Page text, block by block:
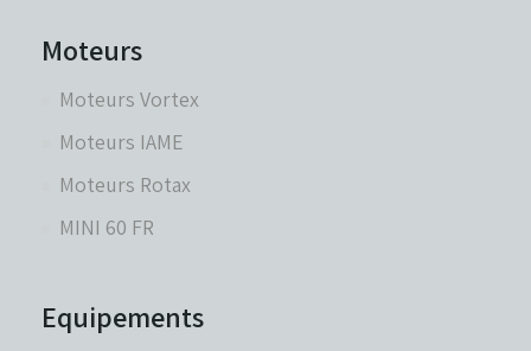
Moteurs
Moteurs Vortex
Moteurs IAME
Moteurs Rotax
MINI 60 FR
Equipements